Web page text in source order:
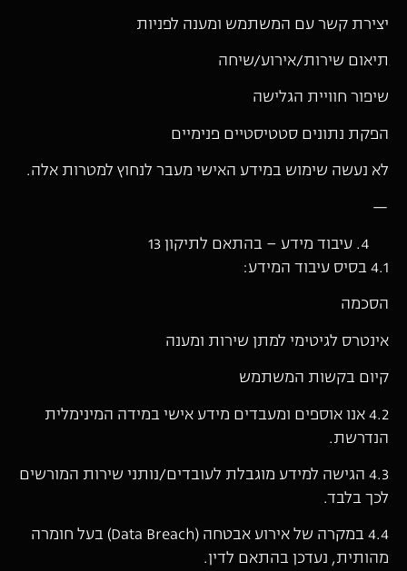
יצירת קשר עם המשתמש ומענה לפניות
תיאום שירות/אירוע/שיחה
שיפור חוויית הגלישה
הפקת נתונים סטטיסטיים פנימיים
לא נעשה שימוש במידע האישי מעבר לנחוץ למטרות אלה.
—
עיבוד מידע – בהתאם לתיקון 13
4.1 בסיס עיבוד המידע:
הסכמה
אינטרס לגיטימי למתן שירות ומענה
קיום בקשות המשתמש
4.2 אנו אוספים ומעבדים מידע אישי במידה המינימלית
הנדרשת.
4.3 הגישה למידע מוגבלת לעובדים/נותני שירות המורשים
לכך בלבד.
4.4 במקרה של אירוע אבטחה (Data Breach) בעל חומרה
מהותית, נעדכן בהתאם לדין.